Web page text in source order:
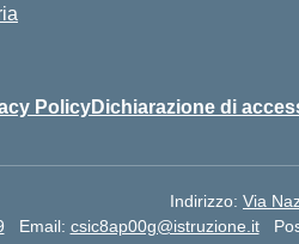
PolicyDichiarazione di
Indirizzo: Via
Email: csic8ap00g@istruzione.it